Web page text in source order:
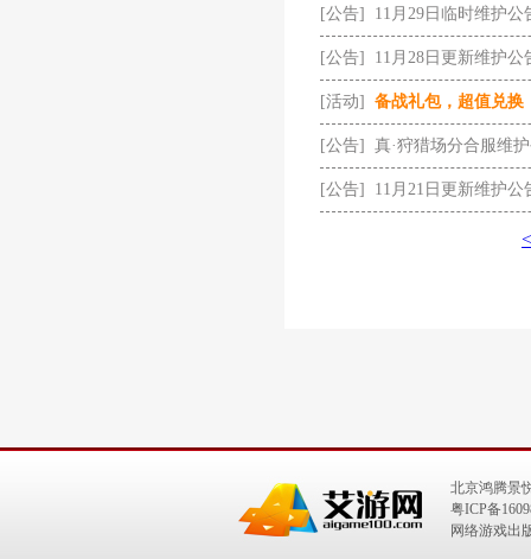
[公告] 11月29日临时维护公
[公告] 11月28日更新维护公
[活动] 备战礼包，超值兑换
[公告] 真·狩猎场分合服维
[公告] 11月21日更新维护公
<
北京鸿腾景
粤ICP备
网络游戏出